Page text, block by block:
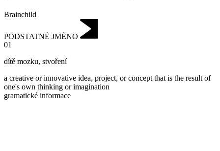
Brainchild
PODSTATNÉ JMÉNO
01
dítě mozku, stvoření
a creative or innovative idea, project, or concept that is the result of
one's own thinking or imagination
gramatické informace